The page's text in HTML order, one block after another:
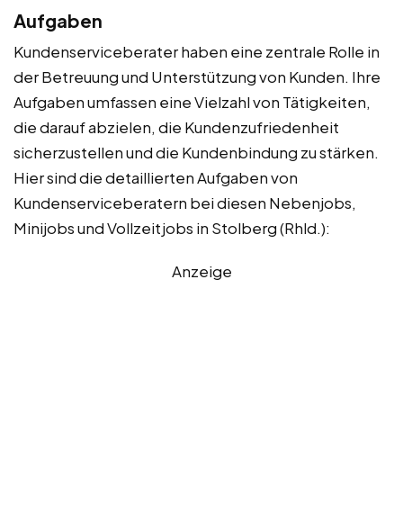
Aufgaben
Kundenserviceberater haben eine zentrale Rolle in
der Betreuung und Unterstützung von Kunden. Ihre
Aufgaben umfassen eine Vielzahl von Tätigkeiten,
die darauf abzielen, die Kundenzufriedenheit
sicherzustellen und die Kundenbindung zu stärken.
Hier sind die detaillierten Aufgaben von
Kundenserviceberatern bei diesen Nebenjobs,
Minijobs und Vollzeitjobs in Stolberg (Rhld.):
Anzeige